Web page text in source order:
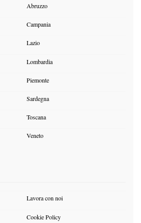
Abruzzo
Campania
Lazio
Lombardia
Piemonte
Sardegna
Toscana
Veneto
Lavora con noi
Cookie Policy